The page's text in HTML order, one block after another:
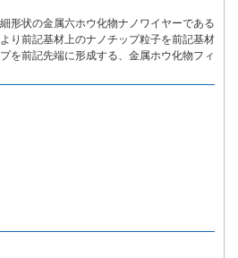
形状の金属六ホウ化物ナノワイヤーである
り前記基材上のナノチップ粒子を前記基材
を前記先端に形成する、金属ホウ化物フィ